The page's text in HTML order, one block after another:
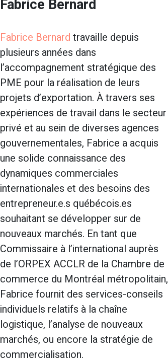
Fabrice Bernard
Fabrice Bernard travaille depuis
plusieurs années dans
l’accompagnement stratégique des
PME pour la réalisation de leurs
projets d’exportation. À travers ses
expériences de travail dans le secteur
privé et au sein de diverses agences
gouvernementales, Fabrice a acquis
une solide connaissance des
dynamiques commerciales
internationales et des besoins des
entrepreneur.e.s québécois.es
souhaitant se développer sur de
nouveaux marchés. En tant que
Commissaire à l’international auprès
de l’ORPEX ACCLR de la Chambre de
commerce du Montréal métropolitain,
Fabrice fournit des services-conseils
individuels relatifs à la chaîne
logistique, l’analyse de nouveaux
marchés, ou encore la stratégie de
commercialisation.